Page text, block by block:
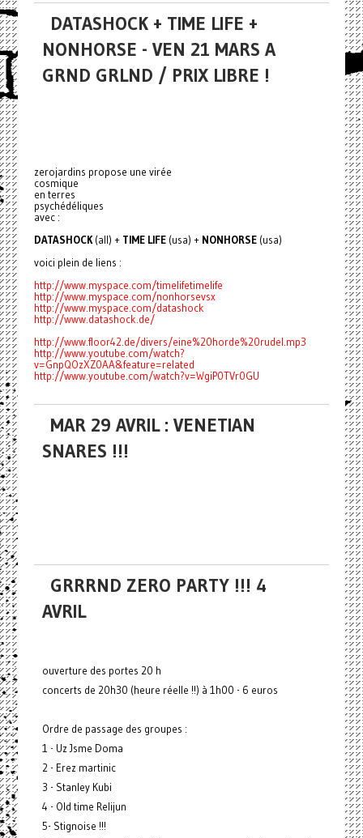
DATASHOCK + TIME LIFE +
NONHORSE - VEN 21 MARS A
GRND GRLND / PRIX LIBRE !
zerojardins propose une virée
cosmique
en terres
psychédéliques
avec :
DATASHOCK(all) + TIME LIFE (usa) +NONHORSE (usa)
voici plein de liens :
http://www.myspace.com/timelifetimelife
http://www.myspace.com/nonhorsevsx
http://www.myspace.com/datashock
http://www.datashock.de/
http://www.floor42.de/divers/eine%20horde%20rudel.mp3
http://www.youtube.com/watch?
v=GnpQOzXZ0AA&feature=related
http://www.youtube.com/watch?v=WgiP0TVr0GU
MAR 29 AVRIL : VENETIAN
SNARES !!!
GRRRND ZERO PARTY !!! 4
AVRIL
ouverture des portes 20 h
concerts de 20h30 (heure réelle !!) à 1h00 - 6 euros
Ordre de passage des groupes :
1 - Uz Jsme Doma
2 - Erez martinic
3 - Stanley Kubi
4 - Old time Relijun
5- Stignoise !!!